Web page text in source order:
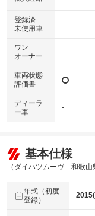
登録済
未使用車
-
ワン
オーナー
-
車両状態
評価書
ディーラ
ー車
-
基本仕様
（ダイハツムーヴ 和歌山
年式（初度
登録）